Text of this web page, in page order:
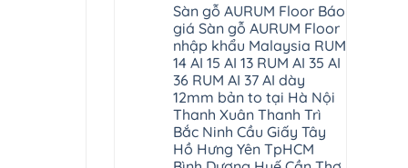
Sàn gỗ AURUM Floor Báo
giá Sàn gỗ AURUM Floor
nhập khẩu Malaysia RUM
14 AI 15 AI 13 RUM AI 35 AI
36 RUM AI 37 AI dày
12mm bản to tại Hà Nội
Thanh Xuân Thanh Trì
Bắc Ninh Cầu Giấy Tây
Hồ Hưng Yên TpHCM